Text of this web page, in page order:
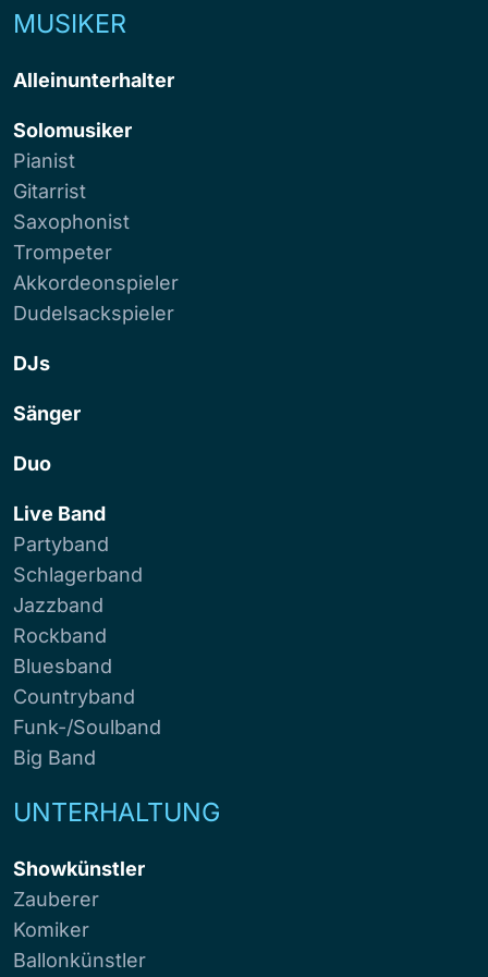
MUSIKER
Alleinunterhalter
Solomusiker
Pianist
Gitarrist
Saxophonist
Trompeter
Akkordeonspieler
Dudelsackspieler
DJs
Sänger
Duo
Live Band
Partyband
Schlagerband
Jazzband
Rockband
Bluesband
Countryband
Funk-/Soulband
Big Band
UNTERHALTUNG
Showkünstler
Zauberer
Komiker
Ballonkünstler